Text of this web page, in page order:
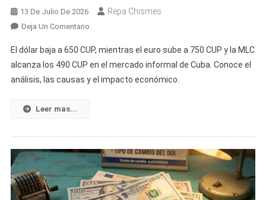
Cubano
13 De Julio De 2026 Repa Chismes
Deja Un ComentarioEn
Dólar
Vuelve
A
Y
El
Euro
Junto
A
El dólar baja a 650 CUP, mientras el euro sube a 750 CUP y la MLC
alcanza los 490 CUP en el mercado informal de Cuba. Conoce el
análisis, las causas y el impacto económico.
Leer mas...